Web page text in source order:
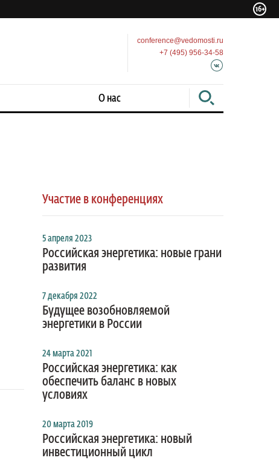
conference@vedomosti.ru
+7 (495) 956-34-58
О нас
Участие в конференциях
5 апреля 2023
Российская энергетика: новые грани
развития
7 декабря 2022
Будущее возобновляемой
энергетики в России
24 марта 2021
Российская энергетика: как
обеспечить баланс в новых
условиях
20 марта 2019
Российская энергетика: новый
инвестиционный цикл